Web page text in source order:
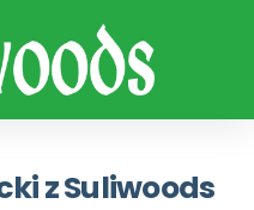
z Suliwoods